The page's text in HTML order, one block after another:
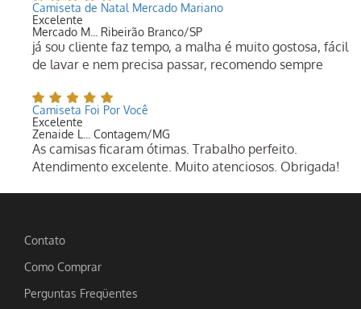
Camiseta de Natal Mercado Mariano
Excelente
Mercado M... Ribeirão Branco/SP
já sou cliente faz tempo, a malha é muito gostosa, fácil
de lavar e nem precisa passar, recomendo sempre
Camiseta Foi Por Você
Excelente
Zenaide L... Contagem/MG
As camisas ficaram ótimas. Trabalho perfeito.
Atendimento excelente. Muito atenciosos. Obrigada!
Contato
Como Comprar
Perguntas Freqüentes